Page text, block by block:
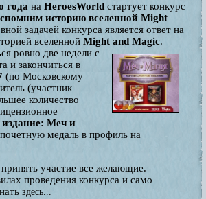
года на HeroesWorld стартует конкурс
историю вселенной Might
задачей конкурса является ответ на
вселенной Might and Magic.
ровно две недели с
и закончиться в
(по Московскому
(участник
количество
Меч и
медаль в профиль на
участие все желающие.
проведения конкурса и само
здесь...